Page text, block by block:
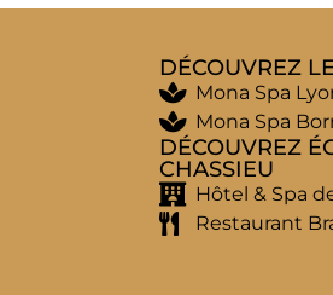
DÉCOUVREZ
Mona Spa
Mona Spa
DÉCOUVREZ
CHASSIEU
Hôtel & Spa
Restaurant